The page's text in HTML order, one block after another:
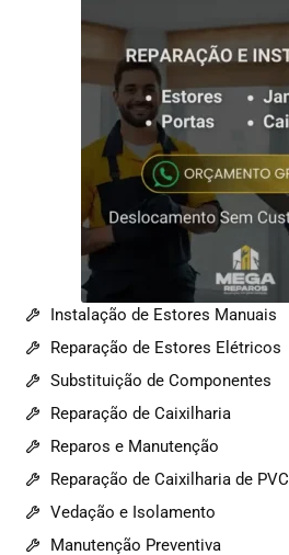
Instalação de Estores Manuais
Reparação de Estores Elétricos
Substituição de Componentes
Reparação de Caixilharia
Reparos e Manutenção
Reparação de Caixilharia de PVC
Vedação e Isolamento
Manutenção Preventiva